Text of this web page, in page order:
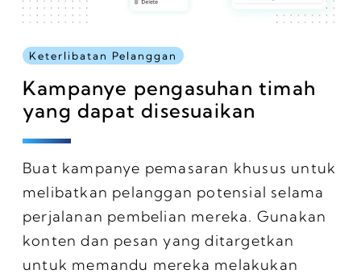
Keterlibatan Pelanggan
Kampanye pengasuhan timah
yang dapat disesuaikan
Buat kampanye pemasaran khusus untuk
melibatkan pelanggan potensial selama
perjalanan pembelian mereka. Gunakan
konten dan pesan yang ditargetkan
untuk memandu mereka melakukan